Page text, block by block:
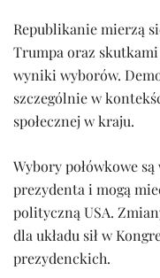
Republikanie mierzą
Trumpa oraz
wyniki wyborów.
szczególnie w
społecznej w kraju.
Wybory połówkowe
prezydenta i mogą
polityczną USA.
dla układu sił w
prezydenckich.